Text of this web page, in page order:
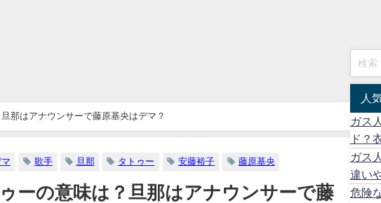
那はアナウンサーで藤原基央はデマ？
歌手 旦那 タトゥー 安藤裕子 藤原基央
ーの意味は？旦那はアナウンサーで藤
人
ガス
ド？
ガス
違い
危険